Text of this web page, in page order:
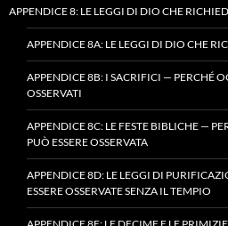
APPENDICE 8: LE LEGGI DI DIO CHE
APPENDICE 8A: LE LEGGI DI DIO CHE
APPENDICE 8B: I SACRIFICI — PERCHÉ
OSSERVATI
APPENDICE 8C: LE FESTE BIBLICHE —
PUÒ ESSERE OSSERVATA
APPENDICE 8D: LE LEGGI DI
ESSERE OSSERVATE SENZA IL TEMPIO